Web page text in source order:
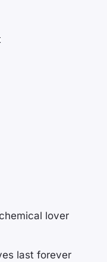
lover
last forever